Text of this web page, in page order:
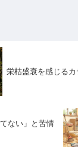
栄枯盛衰を感じるカ
ない」と苦情